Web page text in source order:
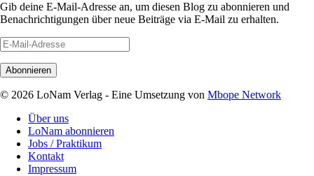
Gib deine E-Mail-Adresse an, um diesen Blog zu abonnieren und
Benachrichtigungen über neue Beiträge via E-Mail zu erhalten.
E-
Mail-
Adresse
© 2026 LoNam Verlag - Eine Umsetzung von Mbope Network
Über uns
LoNam abonnieren
Jobs / Praktikum
Kontakt
Impressum